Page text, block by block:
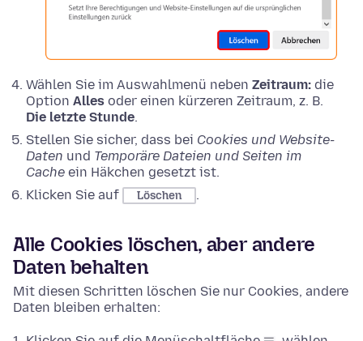
Wählen Sie im Auswahlmenü neben Zeitraum: die
Option Alles oder einen kürzeren Zeitraum, z. B.
Die letzte Stunde.
Stellen Sie sicher, dass bei Cookies und Website-
Daten und Temporäre Dateien und Seiten im
Cache ein Häkchen gesetzt ist.
Klicken Sie auf
Löschen .
Alle Cookies löschen, aber andere
Daten behalten
Mit diesen Schritten löschen Sie nur Cookies, andere
Daten bleiben erhalten: